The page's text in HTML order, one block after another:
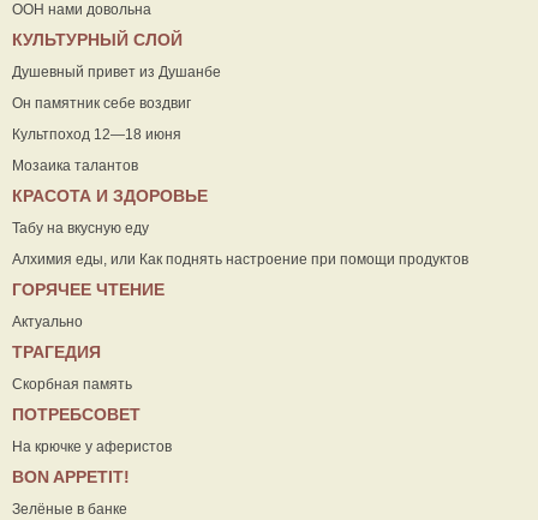
ООН нами довольна
КУЛЬТУРНЫЙ СЛОЙ
Душевный привет из Душанбе
Он памятник себе воздвиг
Культпоход 12—18 июня
Мозаика талантов
КРАСОТА И ЗДОРОВЬЕ
Табу на вкусную еду
Алхимия еды, или Как поднять настроение при помощи продуктов
ГОРЯЧЕЕ ЧТЕНИЕ
Актуально
ТРАГЕДИЯ
Скорбная память
ПОТРЕБСОВЕТ
На крючке у аферистов
ВON APPETIT!
Зелёные в банке